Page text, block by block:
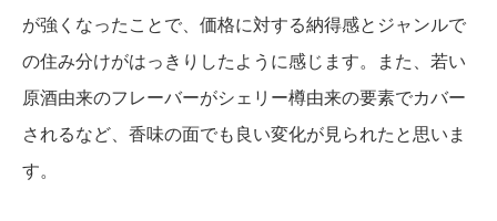
が強くなったことで、価格に対する納得感とジャンルで
の住み分けがはっきりしたように感じます。また、若い
原酒由来のフレーバーがシェリー樽由来の要素でカバー
されるなど、香味の面でも良い変化が見られたと思いま
す。